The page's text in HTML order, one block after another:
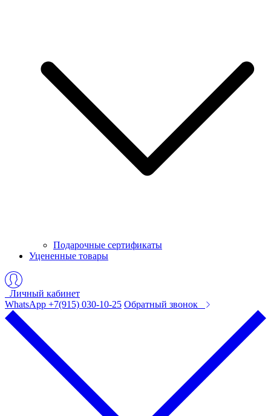
Подарочные сертификаты
Уцененные товары
Личный кабинет
WhatsApp +7(915) 030-10-25 Обратный звонок